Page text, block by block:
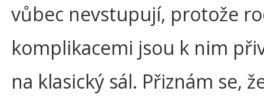
vůbec nevstupují, protože
komplikacemi jsou k nim
na klasický sál. Přiznám se,